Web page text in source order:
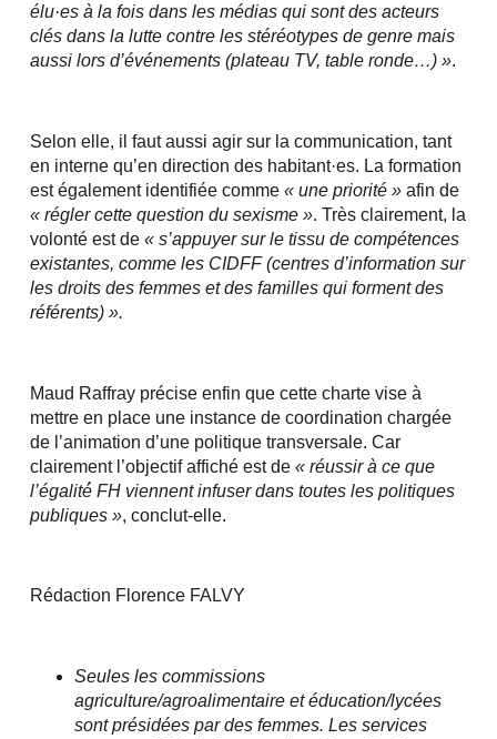
élu·es à la fois dans les médias qui sont des acteurs
clés dans la lutte contre les stéréotypes de genre mais
aussi lors d’événements (plateau TV, table ronde…) ».
Selon elle, il faut aussi agir sur la communication, tant
en interne qu’en direction des habitant·es. La formation
est également identifiée comme « une priorité »afin de
« régler cette question du sexisme ». Très clairement, la
volonté est de« s’appuyer sur le tissu de compétences
existantes, comme les CIDFF (centres d’information sur
les droits des femmes et des familles qui forment des
référents) ».
Maud Raffray précise enfin que cette charte vise à
mettre en place une instance de coordination chargée
de l’animation d’une politique transversale. Car
clairement l’objectif affiché est de « réussir à ce que
l’égalité́ FH viennent infuser dans toutes les politiques
publiques », conclut-elle.
Rédaction Florence FALVY
Seules les commissions
agriculture/agroalimentaire et éducation/lycées
sont présidées par des femmes. Les services